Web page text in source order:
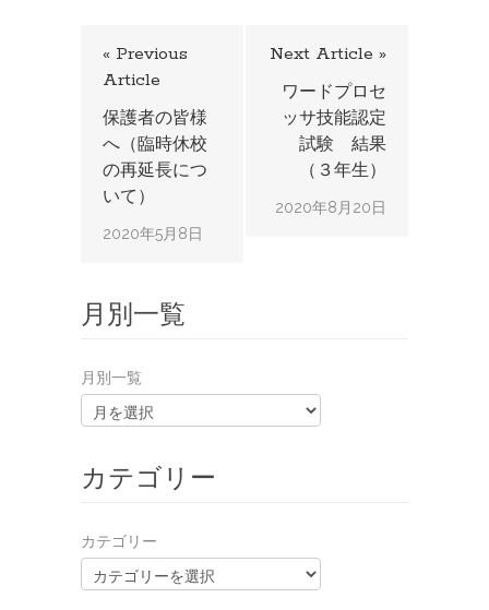
« Previous
Article
保護者の皆様
へ（臨時休校
の再延長につ
いて）
2020年5月8日
Next Article »
ワードプロセ
ッサ技能認定
試験 結果
（３年生）
2020年8月20日
月別一覧
月別一覧
カテゴリー
カテゴリー